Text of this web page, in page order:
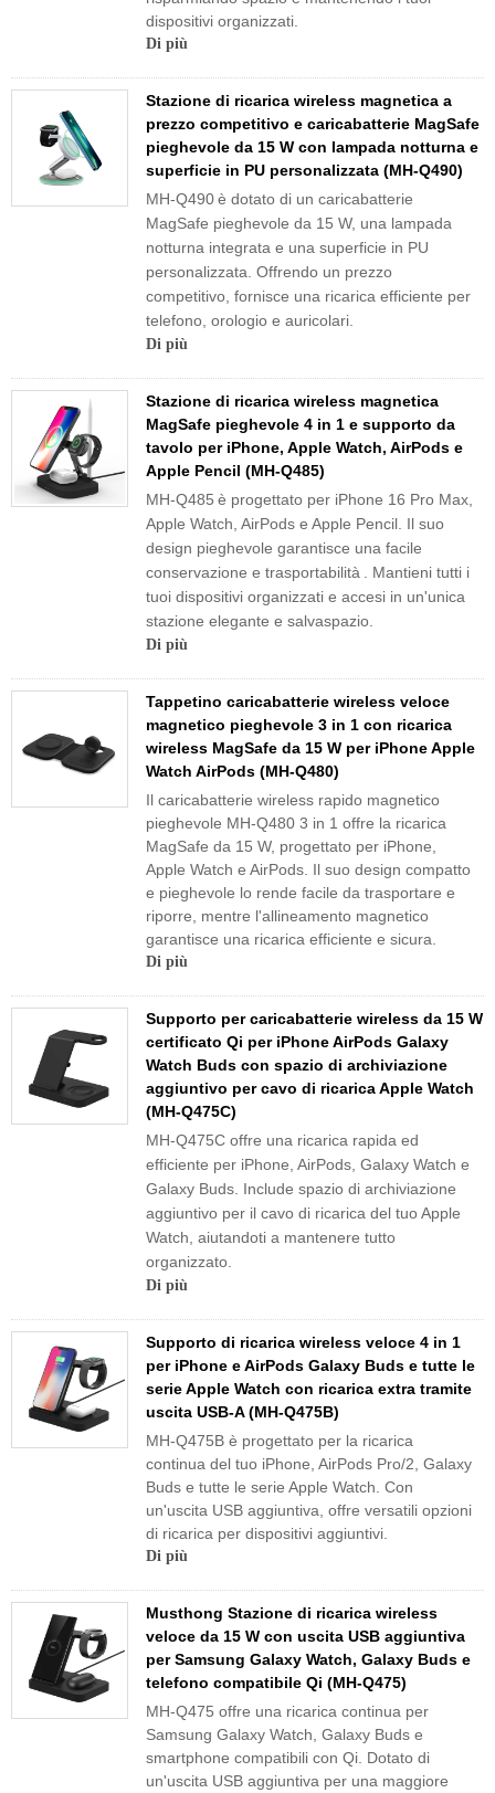
dispositivi organizzati.
Di più
Stazione di ricarica wireless magnetica a
prezzo competitivo e caricabatterie MagSafe
pieghevole da 15 W con lampada notturna e
superficie in PU personalizzata (MH-Q490)
MH-Q490è dotato di un caricabatterie
MagSafe pieghevole da 15 W, una lampada
notturna integrata e una superficie in PU
personalizzata. Offrendo un prezzo
competitivo, fornisce una ricarica efficiente per
telefono, orologio e auricolari.
Di più
Stazione di ricarica wireless magnetica
MagSafe pieghevole 4 in 1 e supporto da
tavolo per iPhone, Apple Watch, AirPods e
Apple Pencil (MH-Q485)
MH-Q485 è progettato per iPhone 16 Pro Max,
Apple Watch, AirPods e Apple Pencil. Il suo
design pieghevole garantisce una facile
conservazione e trasportabilità
Mantieni tutti i
tuoi dispositivi organizzati e accesi in un'unica
stazione elegante e salvaspazio.
Di più
Tappetino caricabatterie wireless veloce
magnetico pieghevole 3 in 1 con ricarica
wireless MagSafe da 15 W per iPhone Apple
Watch AirPods (MH-Q480)
Il caricabatterie wireless rapido magnetico
pieghevole MH-Q480 3 in 1 offre la ricarica
MagSafe da 15 W, progettato per iPhone,
Apple Watch e AirPods. Il suo design compatto
e pieghevole lo rende facile da trasportare e
riporre, mentre l'allineamento magnetico
garantisce una ricarica efficiente e sicura.
Di più
Supporto per caricabatterie wireless da 15 W
certificato Qi per iPhone AirPods Galaxy
Watch Buds con spazio di archiviazione
aggiuntivo per cavo di ricarica Apple Watch
(MH-Q475C)
MH-Q475C offre una ricarica rapida ed
efficiente per iPhone, AirPods, Galaxy Watch e
Galaxy Buds. Include spazio di archiviazione
aggiuntivo per il cavo di ricarica del tuo Apple
Watch, aiutandoti a mantenere tutto
organizzato.
Di più
Supporto di ricarica wireless veloce 4 in 1
per iPhone e AirPods Galaxy Buds e tutte le
serie Apple Watch con ricarica extra tramite
uscita USB-A (MH-Q475B)
MH-Q475B è progettato per la ricarica
continua del tuo iPhone, AirPods Pro/2, Galaxy
Buds e tutte le serie Apple Watch. Con
un'uscita USB aggiuntiva, offre versatili opzioni
di ricarica per dispositivi aggiuntivi.
Di più
Musthong Stazione di ricarica wireless
veloce da 15 W con uscita USB aggiuntiva
per Samsung Galaxy Watch, Galaxy Buds e
telefono compatibile Qi (MH-Q475)
MH-Q475 offre una ricarica continua per
Samsung Galaxy Watch, Galaxy Buds e
smartphone compatibili con Qi. Dotato di
un'uscita USB aggiuntiva per una maggiore